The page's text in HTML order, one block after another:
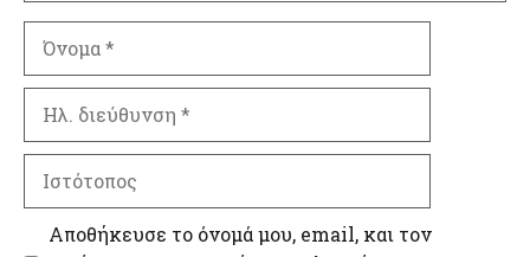
διεύθυνση
Αποθήκευσε το όνομά μου, email, και τον